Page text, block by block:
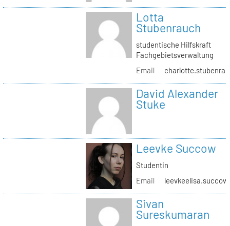
Lotta
Stubenrauch
studentische Hilfskraft
Fachgebietsverwaltung
Email
David Alexander
Stuke
Leevke Succow
Studentin
Email
Sivan
Sureskumaran